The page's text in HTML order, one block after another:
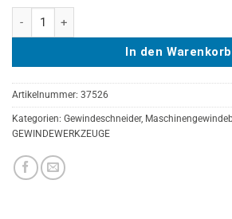
In den Warenkorb
Artikelnummer: 37526
Kategorien: Gewindeschneider,
GEWINDEWERKZEUGE